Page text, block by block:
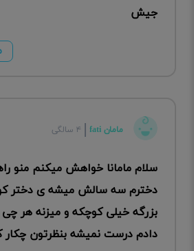
جیش
مامان fati ۴ سالگی
سلام مامانا خواهش میکنم منو
دخترم سه سالش میشه ی دختر
بزرگه خیلی کوچکه و میزنه هر
دادم درست نمیشه بنظرتون